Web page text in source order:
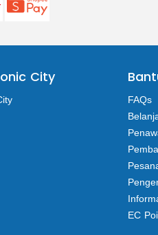
City
FAQs
EC